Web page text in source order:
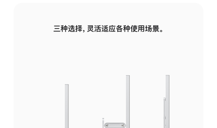
三种选择，灵活适应各种使用场景。